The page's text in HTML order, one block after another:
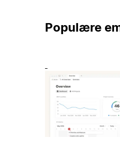
Populære